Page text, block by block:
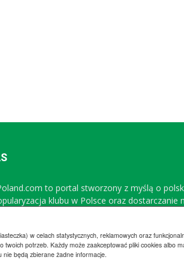
w celach statystycznych, reklamowych oraz
twoich potrzeb. Każdy może zaakceptować pliki cookies albo
nie będą zbierane żadne informacje.
to portal stworzony z myślą o
klubu w Polsce oraz dostarczanie